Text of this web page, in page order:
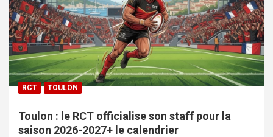
RCT TOULON
Toulon : le RCT officialise son staff pour la
saison 2026-2027+ le calendrier